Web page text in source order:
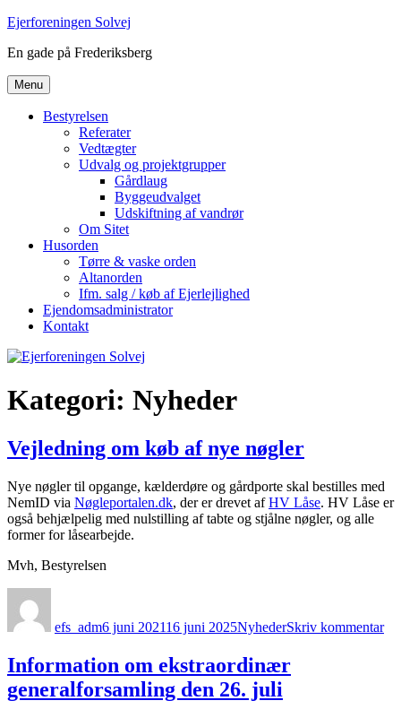
Videre
indhold
Ejerforeningen Solvej
En gade på Frederiksberg
Menu
Bestyrelsen
Referater
Vedtægter
Udvalg og projektgrupper
Gårdlaug
Byggeudvalget
Udskiftning af vandrør
Om Sitet
Husorden
Tørre & vaske orden
Altanorden
Ifm. salg / køb af Ejerlejlighed
Ejendomsadministrator
Kontakt
Kategori: Nyheder
Vejledning om køb af nye nøgler
Nye nøgler til opgange, kælderdøre og gårdporte skal bestilles med
NemID via Nøgleportalen.dk, der er drevet afHV Låse. HV Låse er
også behjælpelig med nulstilling af tabte og stjålne nøgler, og alle
former for låsearbejde.
Mvh, Bestyrelsen
efs_adm6 juni 202116 juni 2025NyhederSkriv kommentarom
Information om ekstraordinær
generalforsamling den 26. juli